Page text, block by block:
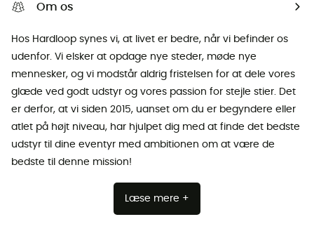
Om os
Hos Hardloop synes vi, at livet er bedre, når vi befinder os
udenfor. Vi elsker at opdage nye steder, møde nye
mennesker, og vi modstår aldrig fristelsen for at dele vores
glæde ved godt udstyr og vores passion for stejle stier. Det
er derfor, at vi siden 2015, uanset om du er begyndere eller
atlet på højt niveau, har hjulpet dig med at finde det bedste
udstyr til dine eventyr med ambitionen om at være de
bedste til denne mission!
Læse mere +